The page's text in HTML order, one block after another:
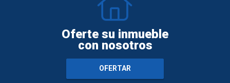
Oferte su inmueble
con nosotros
OFERTAR